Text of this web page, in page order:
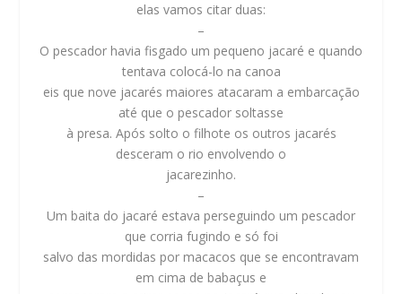
elas vamos citar duas:
–
O pescador havia fisgado um pequeno jacaré e quando
tentava colocá-lo na canoa
eis que nove jacarés maiores atacaram a embarcação
até que o pescador soltasse
à presa. Após solto o filhote os outros jacarés
desceram o rio envolvendo o
jacarezinho.
–
Um baita do jacaré estava perseguindo um pescador
que corria fugindo e só foi
salvo das mordidas por macacos que se encontravam
em cima de babaçus e